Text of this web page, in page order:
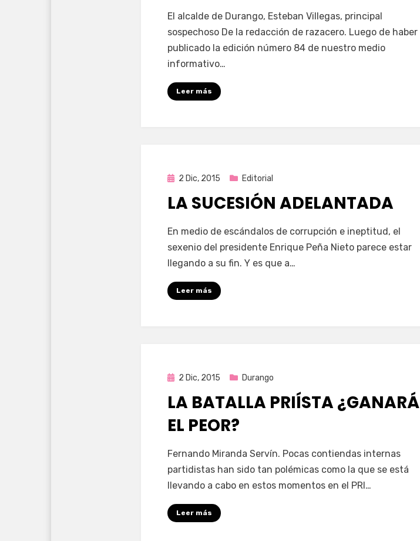
porEnrique
El alcalde de Durango, Esteban Villegas, principal
sospechoso De la redacción de razacero. Luego de haber
publicado la edición número 84 de nuestro medio
informativo…
Leer más
Publicada
2 Dic, 2015 Editorial
LA SUCESIÓN ADELANTADA
porEnrique
En medio de escándalos de corrupción e ineptitud, el
sexenio del presidente Enrique Peña Nieto parece estar
llegando a su fin. Y es que a…
Leer más
Publicada
2 Dic, 2015 Durango
LA BATALLA PRIÍSTA ¿GANARÁ
EL PEOR?
porEnrique
Fernando Miranda Servín. Pocas contiendas internas
partidistas han sido tan polémicas como la que se está
llevando a cabo en estos momentos en el PRI…
Leer más